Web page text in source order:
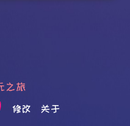
修改 关于